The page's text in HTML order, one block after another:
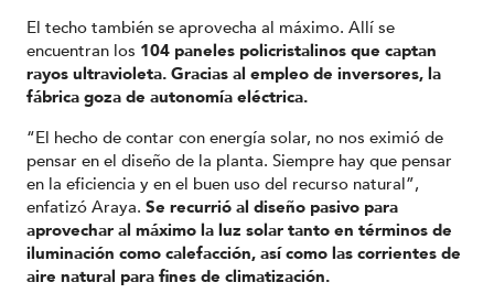
El techo también se aprovecha al máximo. Allí se
encuentran los 104 paneles policristalinos que captan
rayos ultravioleta. Gracias al empleo de inversores, la
fábrica goza de autonomía eléctrica.
“El hecho de contar con energía solar, no nos eximió de
pensar en el diseño de la planta. Siempre hay que pensar
en la eficiencia y en el buen uso del recurso natural”,
enfatizó Araya. Se recurrió al diseño pasivo para
aprovechar al máximo la luz solar tanto en términos de
iluminación como calefacción, así como las corrientes de
aire natural para fines de climatización.